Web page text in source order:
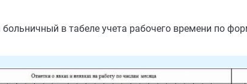
в табеле учета рабочего времени по